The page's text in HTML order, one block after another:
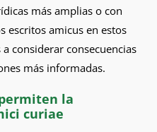
más amplias o con
escritos amicus en estos
considerar consecuencias
más informadas.
la
curiae